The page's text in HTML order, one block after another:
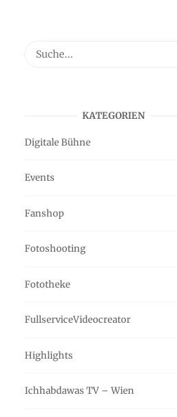
KATEGORIEN
Digitale Bühne
Events
Fanshop
Fotoshooting
Fototheke
FullserviceVideocreator
Highlights
Ichhabdawas TV – Wien